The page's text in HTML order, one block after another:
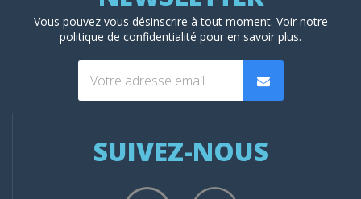
Vous pouvez vous désinscrire à tout moment. Voir notre
politique de confidentialité pour en savoir plus.
SUIVEZ-NOUS